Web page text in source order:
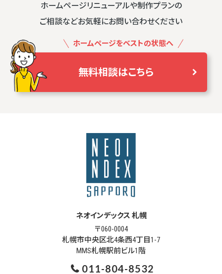
ホームページリニューアルや制作プランの
ご相談などお気軽にお問い合わせください
ホームページをベストの状態へ
無料相談はこちら
ネオインデックス 札幌
〒060-0004
札幌市中央区北4条西4丁目1-7
MMS札幌駅前ビル1階
011-804-8532